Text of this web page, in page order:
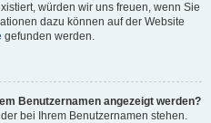
würden wir uns freuen, wenn Sie
dazu können auf der Website
gefunden werden.
Benutzernamen angezeigt werden?
bei Ihrem Benutzernamen stehen.